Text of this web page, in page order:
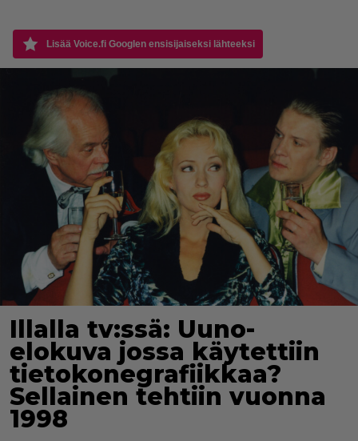
Lisää Voice.fi Googlen ensisijaiseksi lähteeksi
Illalla tv:ssä: Uuno-
elokuva jossa käytettiin
tietokonegrafiikkaa?
Sellainen tehtiin vuonna
1998